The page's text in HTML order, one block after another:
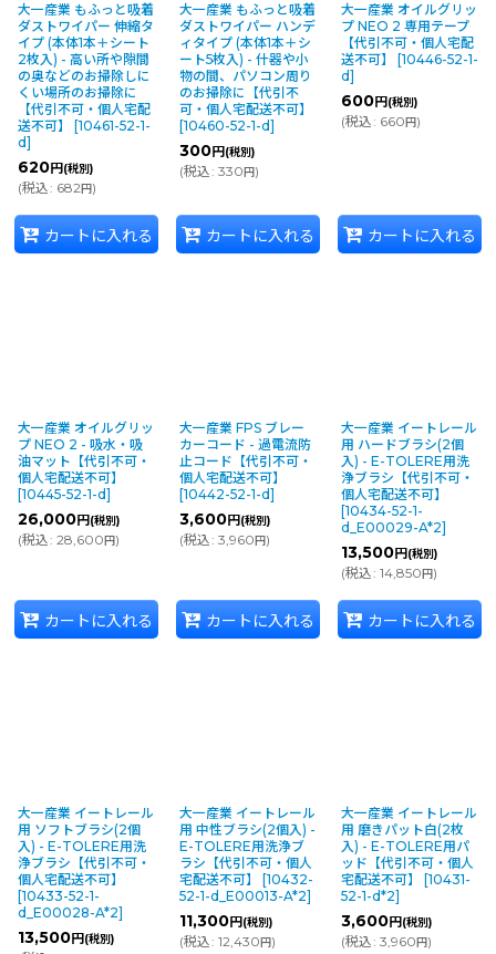
大一産業 もふっと吸着
ダストワイパー 伸縮タ
イプ (本体1本＋シート
2枚入) - 高い所や隙間
の奥などのお掃除しに
くい場所のお掃除に
【代引不可・個人宅配
送不可】
[10461-52-1-
d]
620円 (税別)
(税込: 682円)
カートに入れる
大一産業 もふっと吸着
ダストワイパー ハンデ
ィタイプ (本体1本＋シ
ート5枚入) - 什器や小
物の間、パソコン周り
のお掃除に【代引不
可・個人宅配送不可】
[10460-52-1-d]
300円 (税別)
(税込: 330円)
カートに入れる
大一産業 オイルグリッ
プ NEO 2 専用テープ
【代引不可・個人宅配
送不可】
[10446-52-1-
d]
600円 (税別)
(税込: 660円)
カートに入れる
大一産業 オイルグリッ
プ NEO 2 - 吸水・吸
油マット【代引不可・
個人宅配送不可】
[10445-52-1-d]
26,000円 (税別)
(税込: 28,600円)
カートに入れる
大一産業 FPS ブレー
カーコード - 過電流防
止コード【代引不可・
個人宅配送不可】
[10442-52-1-d]
3,600円 (税別)
(税込: 3,960円)
カートに入れる
大一産業 イートレール
用 ハードブラシ(2個
入) - E-TOLERE用洗
浄ブラシ【代引不可・
個人宅配送不可】
[10434-52-1-
d_E00029-A*2]
13,500円 (税別)
(税込: 14,850円)
カートに入れる
大一産業 イートレール
用 ソフトブラシ(2個
入) - E-TOLERE用洗
浄ブラシ【代引不可・
個人宅配送不可】
[10433-52-1-
d_E00028-A*2]
13,500円 (税別)
大一産業 イートレール
用 中性ブラシ(2個入) -
E-TOLERE用洗浄ブ
ラシ【代引不可・個人
宅配送不可】
[10432-
52-1-d_E00013-A*2]
11,300円 (税別)
(税込: 12,430円)
大一産業 イートレール
用 磨きパット白(2枚
入) - E-TOLERE用パ
ッド【代引不可・個人
宅配送不可】
[10431-
52-1-d*2]
3,600円 (税別)
(税込: 3,960円)